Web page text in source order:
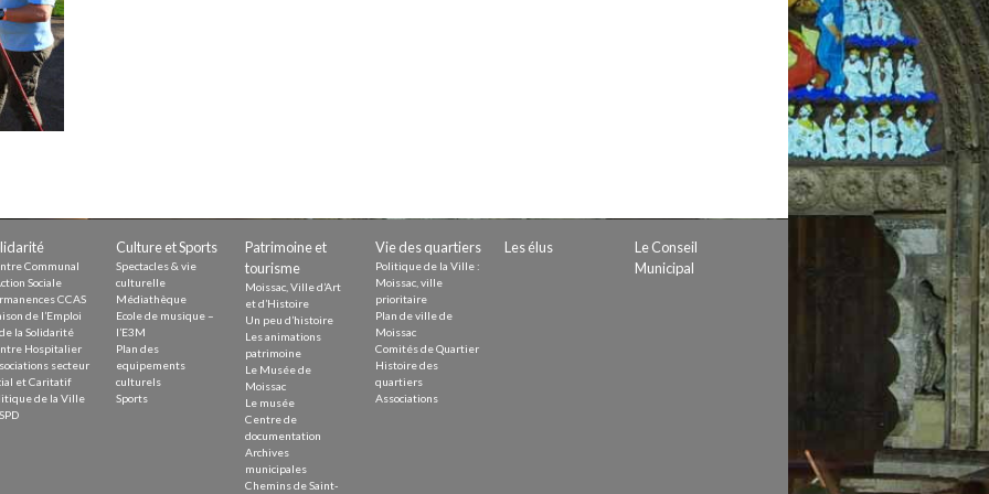
durable
Communal
Sociale
CCAS
de l’Emploi
la Solidarité
Hospitalier
secteur
et Caritatif
de la Ville
Culture et Sports
Spectacles & vie
culturelle
Médiathèque
Ecole de musique –
l’E3M
Plan des
equipements
culturels
Sports
Patrimoine et
tourisme
Moissac, Ville d’Art
et d’Histoire
Un peu d’histoire
Les animations
patrimoine
Le Musée de
Moissac
Le musée
Centre de
documentation
Archives
municipales
Chemins de Saint-
Vie des quartiers
Politique de la Ville :
Moissac, ville
prioritaire
Plan de ville de
Moissac
Comités de Quartier
Histoire des
quartiers
Associations
Les élus
Le Conseil
Municipal